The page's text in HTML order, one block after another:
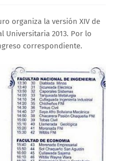
organiza la versión XIV de
Universitaria 2013. Por lo
correspondiente.